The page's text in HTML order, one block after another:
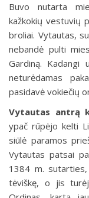
Buvo nutarta
kažkokių vestuvių
broliai. Vytautas,
nebandė pulti
Gardiną.
neturėdamas
pasidavė vokiečių
Vytautas antrą
ypač rūpėjo kelti
siūlė paramos
Vytautas patsai
1384 m.
tėviškę, o jis